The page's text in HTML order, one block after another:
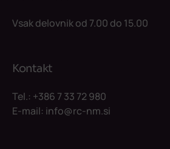
Vsak delovnik od 7.00 do 15.00
Kontakt
Tel.: +386 7 33 72 980
E-mail: info@rc-nm.si